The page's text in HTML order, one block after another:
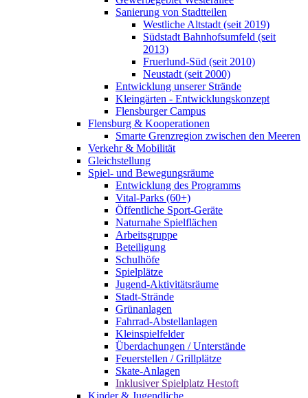
Sanierung von Stadtteilen
Westliche Altstadt (seit 2019)
Südstadt Bahnhofsumfeld (seit
2013)
Fruerlund-Süd (seit 2010)
Neustadt (seit 2000)
Entwicklung unserer Strände
Kleingärten - Entwicklungskonzept
Flensburger Campus
Flensburg & Kooperationen
Smarte Grenzregion zwischen den Meeren
Verkehr & Mobilität
Gleichstellung
Spiel- und Bewegungsräume
Entwicklung des Programms
Vital-Parks (60+)
Öffentliche Sport-Geräte
Naturnahe Spielflächen
Arbeitsgruppe
Beteiligung
Schulhöfe
Spielplätze
Jugend-Aktivitätsräume
Stadt-Strände
Grünanlagen
Fahrrad-Abstellanlagen
Kleinspielfelder
Überdachungen / Unterstände
Feuerstellen / Grillplätze
Skate-Anlagen
Inklusiver Spielplatz Hestoft
Kinder & Jugendliche